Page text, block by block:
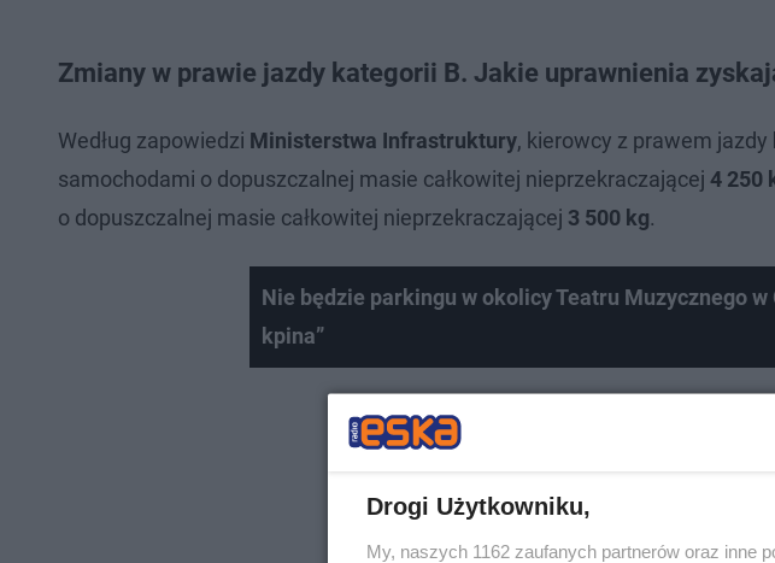
Zmiany w prawie jazdy kategorii B. Jakie uprawnienia
Według zapowiedzi Ministerstwa Infrastruktury, kierowcy z prawem jazdy
samochodami o dopuszczalnej masie całkowitej nieprzekraczającej 4 250
o dopuszczalnej masie całkowitej nieprzekraczającej 3 500 kg.
Nie będzie parkingu w okolicy Teatru Muzycznego w
kpina”
Drogi Użytkowniku,
My, naszych 1162 zaufanych partnerów oraz inne